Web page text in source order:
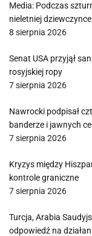
Media: Podczas
nieletniej
8 sierpnia 2026
Senat USA przyjął
rosyjskiej ropy
7 sierpnia 2026
Nawrocki podpisał
banderze i jawnych
7 sierpnia 2026
Kryzys między
kontrole graniczne
7 sierpnia 2026
Turcja, Arabia
odpowiedź na